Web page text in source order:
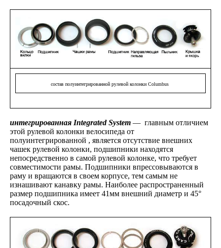
состав полуинтегрированной рулевой колонки Columbus
интегрированная Integrated System — главным отличием
этой рулевой колонки велосипеда от
полуинтегрированной , является отсутствие внешних
чашек рулевой колонки, подшипники находятся
непосредственно в самой рулевой колонке, что требует
совместимости рамы. Подшипники впрессовываются в
раму и вращаются в своем корпусе, тем самым не
изнашивают канавку рамы. Наиболее распространенный
размер подшипника имеет 41мм внешний диаметр и 45°
посадочный скос.